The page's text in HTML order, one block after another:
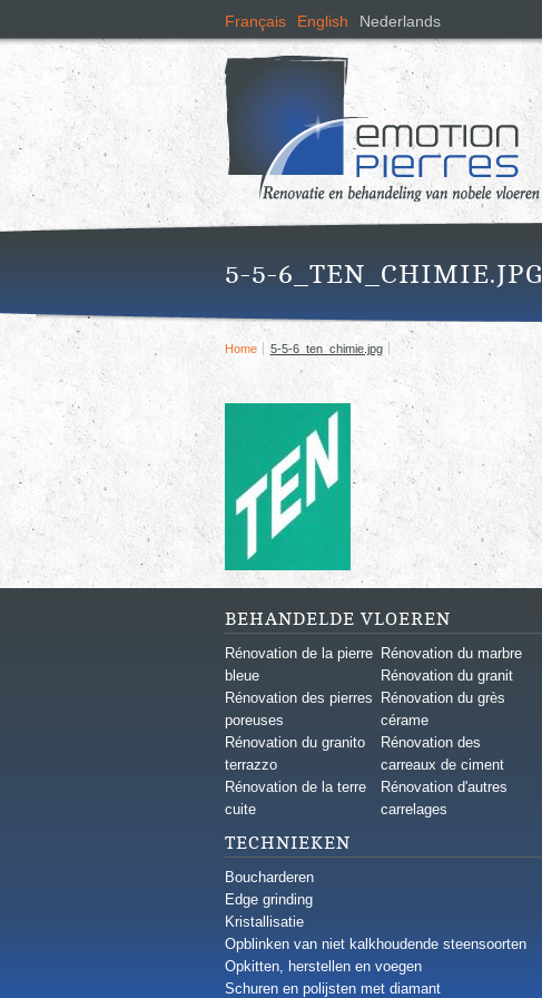
Français English Nederlands
5-5-6_TEN_CHIMIE.JPG
Home 5-5-6_ten_chimie.jpg
BEHANDELDE VLOEREN
Rénovation de la pierre
bleue
Rénovation du marbre
Rénovation du granit
Rénovation des pierres
poreuses
Rénovation du grès
cérame
Rénovation du granito
terrazzo
Rénovation des
carreaux de ciment
Rénovation de la terre
cuite
Rénovation d'autres
carrelages
TECHNIEKEN
Boucharderen
Edge grinding
Kristallisatie
Opblinken van niet kalkhoudende steensoorten
Opkitten, herstellen en voegen
Schuren en polijsten met diamant